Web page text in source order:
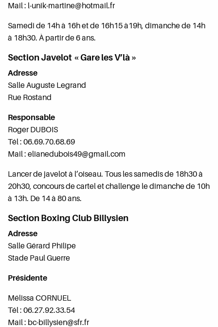
Mail : l-unik-martine@hotmail.fr
Samedi de 14h à 16h et de 16h15 à19h, dimanche de 14h
à 18h30. À partir de 6 ans.
Section Javelot « Gare les V’là »
Adresse
Salle Auguste Legrand
Rue Rostand
Responsable
Roger DUBOIS
Tél : 06.69.70.68.69
Mail : elianedubois49@gmail.com
Lancer de javelot à l’oiseau. Tous les samedis de 18h30 à
20h30, concours de cartel et challenge le dimanche de 10h
à 13h. De 14 à 80 ans.
Section Boxing Club Billysien
Adresse
Salle Gérard Philipe
Stade Paul Guerre
Présidente
Mélissa CORNUEL
Tél : 06.27.92.33.54
Mail : bc-billysien@sfr.fr